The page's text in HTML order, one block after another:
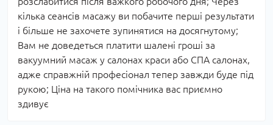
кілька сеансів масажу ви побачите перші результати
і більше не захочете зупинятися на досягнутому;
Вам не доведеться платити шалені гроші за
вакуумний масаж у салонах краси або СПА салонах,
адже справжній професіонал тепер завжди буде під
рукою; Ціна на такого помічника вас приємно
здивує